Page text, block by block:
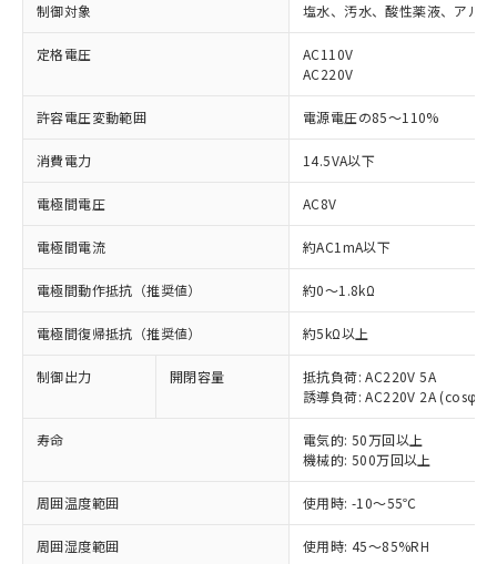
制御対象 塩水、汚水、酸性薬液、アル
定格電圧
AC110V
AC220V
許容電圧変動範囲 電源電圧の85～110%
消費電力 14.5VA以下
電極間電圧 AC8V
電極間電流 約AC1mA以下
電極間動作抵抗（推奨値） 約0～1.8kΩ
電極間復帰抵抗（推奨値） 約5kΩ以上
制御出力 開閉容量
抵抗負荷: AC220V 5A
誘導負荷: AC220V 2A
寿命
電気的: 50万回以上
機械的: 500万回以上
周囲温度範囲 使用時: -10～55℃
周囲湿度範囲 使用時: 45～85%RH
ご利用条件
以下の条件をお読みいただき、同意のうえ
本サービスは、当社制御機器事業取扱
商品の当社在庫状況および標準価格
(税抜)を提供させていただくもので
当社制御機器事業取扱商品の中には、
※1 対応状況
対応済み：EU RoHS指令（10物質）の
非含有に対応した製品が提供可能な商品で
す。
対応予定：EU RoHS指令（10物質）の非含
有に対応した製品に切り替える予定のある
対応予定なし：EU RoHS指令（10物質）の
非含有に非対応の商品で、対応品を出す予
調査・確認中：EU RoHS指令（10物質）の
非含有の対応状況を調査中または確認中の
商品です。
非該当品：ライセンス料など無形物で、有
害物質有無と関係のない商品です。
「○」：最大均質材料含有率が中国RoHSの
基準値以下であることを示します。